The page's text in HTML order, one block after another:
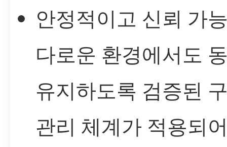
안정적이고 신뢰 가
다로운 환경에서도
유지하도록 검증된
관리 체계가 적용되